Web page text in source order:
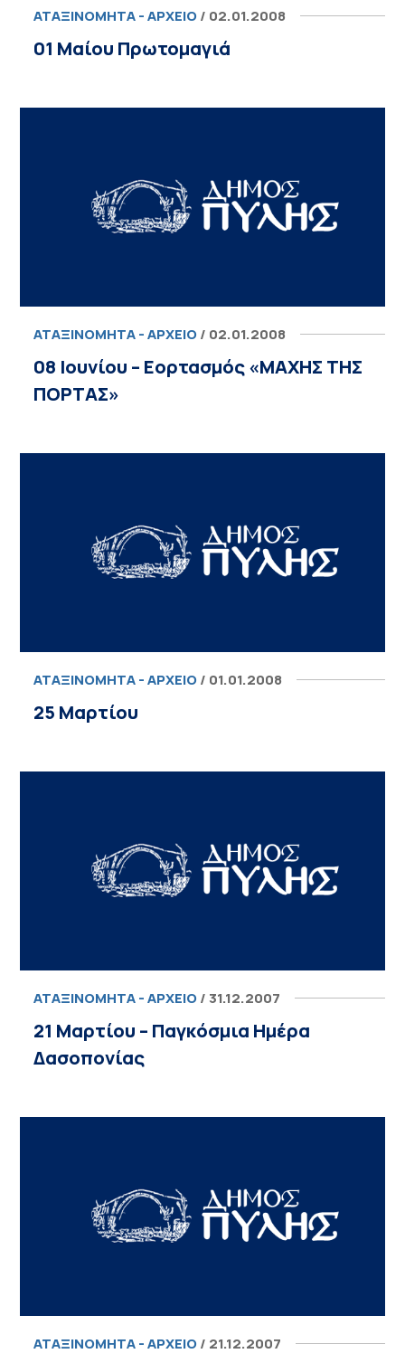
ΑΤΑΞΙΝΌΜΗΤΑ - ΑΡΧΕΊΟ / 02.01.2008
01 Μαίου Πρωτομαγιά
ΑΤΑΞΙΝΌΜΗΤΑ - ΑΡΧΕΊΟ / 02.01.2008
08 Ιουνίου – Εορτασμός «ΜΑΧΗΣ ΤΗΣ
ΠΟΡΤΑΣ»
ΑΤΑΞΙΝΌΜΗΤΑ - ΑΡΧΕΊΟ / 01.01.2008
25 Μαρτίου
ΑΤΑΞΙΝΌΜΗΤΑ - ΑΡΧΕΊΟ / 31.12.2007
21 Μαρτίου – Παγκόσμια Ημέρα
Δασοπονίας
ΑΤΑΞΙΝΌΜΗΤΑ - ΑΡΧΕΊΟ / 21.12.2007